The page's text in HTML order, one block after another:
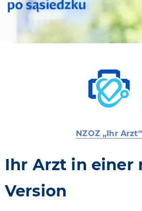
NZOZ „Ihr Arzt“
Ihr Arzt in einer
Version